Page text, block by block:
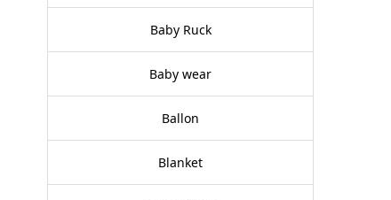
Baby Ruck
Baby wear
Ballon
Blanket